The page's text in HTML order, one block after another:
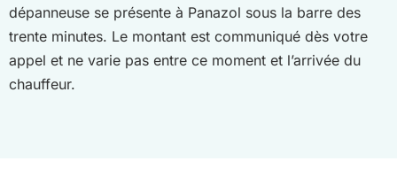
dépanneuse se présente à Panazol sous la barre des
trente minutes. Le montant est communiqué dès votre
appel et ne varie pas entre ce moment et l’arrivée du
chauffeur.